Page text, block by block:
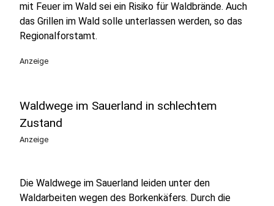
mit Feuer im Wald sei ein Risiko für Waldbrände. Auch
das Grillen im Wald solle unterlassen werden, so das
Regionalforstamt.
Anzeige
Waldwege im Sauerland in schlechtem
Zustand
Anzeige
Die Waldwege im Sauerland leiden unter den
Waldarbeiten wegen des Borkenkäfers. Durch die